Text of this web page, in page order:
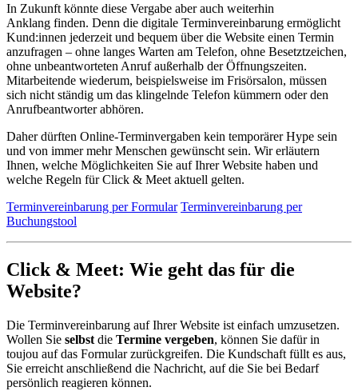
In Zukunft könnte diese Vergabe aber auch weiterhin
Anklang finden. Denn die digitale Terminvereinbarung ermöglicht
Kund:innen jederzeit und bequem über die Website einen Termin
anzufragen – ohne langes Warten am Telefon, ohne Besetztzeichen,
ohne unbeantworteten Anruf außerhalb der Öffnungszeiten.
Mitarbeitende wiederum, beispielsweise im Frisörsalon, müssen
sich nicht ständig um das klingelnde Telefon kümmern oder den
Anrufbeantworter abhören.
Daher dürften Online-Terminvergaben kein temporärer Hype sein
und von immer mehr Menschen gewünscht sein. Wir erläutern
Ihnen, welche Möglichkeiten Sie auf Ihrer Website haben und
welche Regeln für Click & Meet aktuell gelten.
Terminvereinbarung per Formular Terminvereinbarung per
Buchungstool
Click & Meet: Wie geht das für die
Website?
Die Terminvereinbarung auf Ihrer Website ist einfach umzusetzen.
Wollen Sie selbst die Termine vergeben, können Sie dafür in
toujou auf das Formular zurückgreifen. Die Kundschaft füllt es aus,
Sie erreicht anschließend die Nachricht, auf die Sie bei Bedarf
persönlich reagieren können.